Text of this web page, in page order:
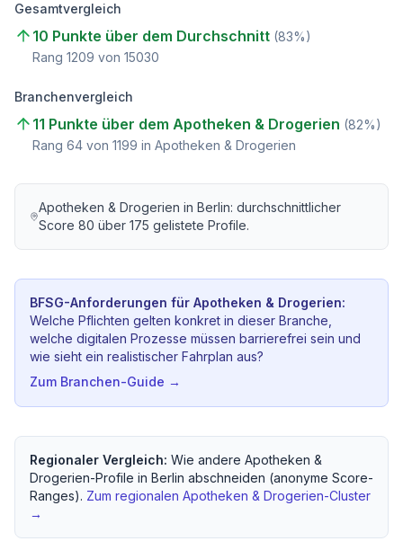
Gesamtvergleich
10 Punkte über dem Durchschnitt (83%)
Rang 1209 von 15030
Branchenvergleich
11 Punkte über dem Apotheken & Drogerien (82%)
Rang 64 von 1199 in Apotheken & Drogerien
Apotheken & Drogerien inBerlin: durchschnittlicher
Score80 über175 gelistete Profile.
BFSG-Anforderungen für Apotheken & Drogerien:
Welche Pflichten gelten konkret in dieser Branche,
welche digitalen Prozesse müssen barrierefrei sein und
wie sieht ein realistischer Fahrplan aus?
Zum Branchen-Guide →
Regionaler Vergleich: Wie andere Apotheken &
Drogerien-Profile in Berlin abschneiden (anonyme Score-
Ranges). Zum regionalen Apotheken & Drogerien-Cluster
→